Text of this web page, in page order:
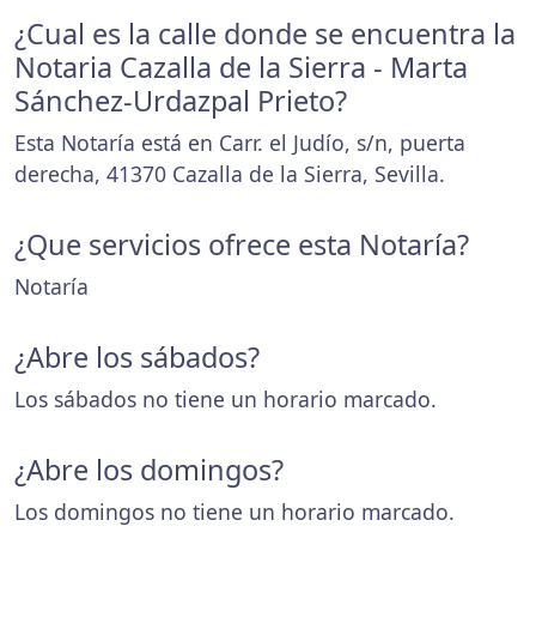
¿Cual es la calle donde se encuentra la
Notaria Cazalla de la Sierra - Marta
Sánchez-Urdazpal Prieto?
Esta Notaría está en Carr. el Judío, s/n, puerta
derecha, 41370 Cazalla de la Sierra, Sevilla.
¿Que servicios ofrece esta Notaría?
Notaría
¿Abre los sábados?
Los sábados no tiene un horario marcado.
¿Abre los domingos?
Los domingos no tiene un horario marcado.